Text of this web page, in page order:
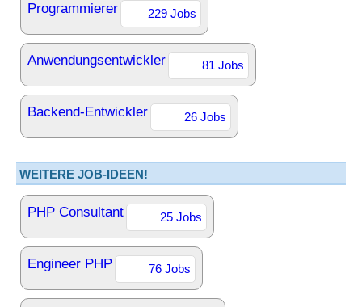
Programmierer 229 Jobs
Anwendungsentwickler 81 Jobs
Backend-Entwickler 26 Jobs
WEITERE JOB-IDEEN!
PHP Consultant 25 Jobs
Engineer PHP 76 Jobs